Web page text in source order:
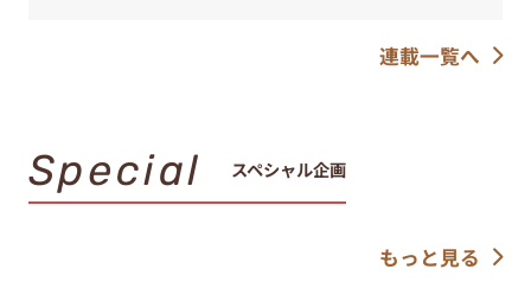
連載一覧へ
Special スペシャル企画
もっと見る